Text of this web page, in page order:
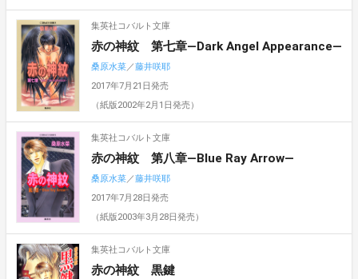
集英社コバルト文庫
赤の神紋 第七章―Dark Angel Appearance―
桑原水菜／藤井咲耶
2017年7月21日発売
（紙版2002年2月1日発売）
集英社コバルト文庫
赤の神紋 第八章―Blue Ray Arrow―
桑原水菜／藤井咲耶
2017年7月28日発売
（紙版2003年3月28日発売）
集英社コバルト文庫
赤の神紋 黒鍵